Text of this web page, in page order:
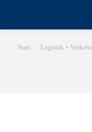
Sie befinden sich hier:
Start Logistik + Verkehr